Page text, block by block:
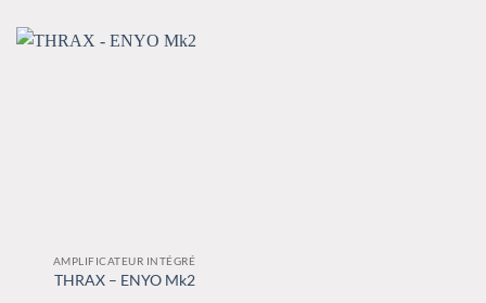
AMPLIFICATEUR INTÉGRÉ
THRAX – ENYO Mk2